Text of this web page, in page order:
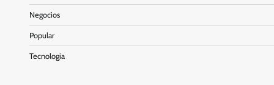
Negocios
Popular
Tecnologia